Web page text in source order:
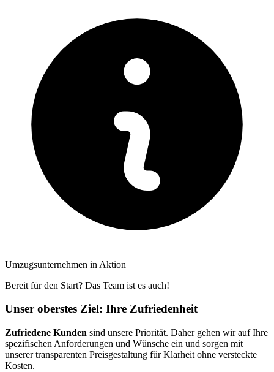
Umzugsunternehmen in Aktion
Bereit für den Start? Das Team ist es auch!
Unser oberstes Ziel: Ihre Zufriedenheit
Zufriedene Kunden sind unsere Priorität. Daher gehen wir auf Ihre
spezifischen Anforderungen und Wünsche ein und sorgen mit
unserer transparenten Preisgestaltung für Klarheit ohne versteckte
Kosten.